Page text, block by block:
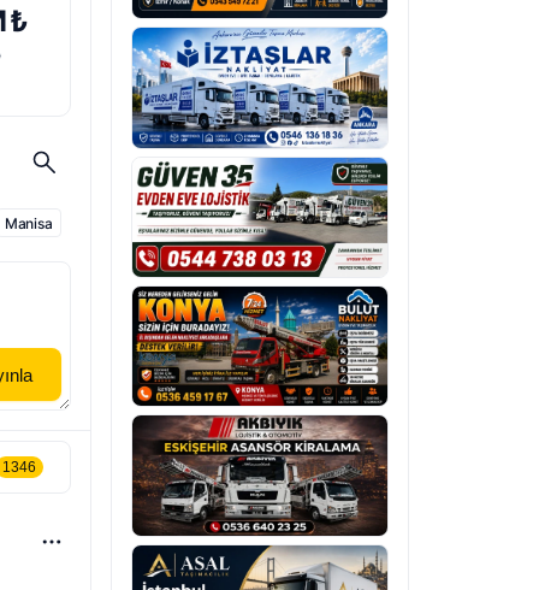
₺
Manisa
1346